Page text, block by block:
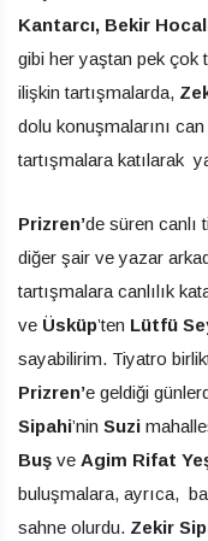
Kantarcı, Bekir
gibi her yaştan pek çok
ilişkin tartışmalarda,
dolu konuşmalarını
tartışmalara katılarak
Prizren’de süren canlı
diğer şair ve yazar
tartışmalara canlılık
ve Üsküp’ten Lütfü
sayabilirim. Tiyatro
Prizren’e geldiği
Sipahi’nin Suzi
Buş ve Agim Rifat
buluşmalara, ayrıca,
sahne olurdu. Zekir